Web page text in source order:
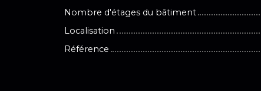
Nombre d'étages du bâtiment
Localisation
Référence